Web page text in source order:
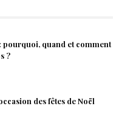
pourquoi, quand et comment
?
des fêtes de Noël